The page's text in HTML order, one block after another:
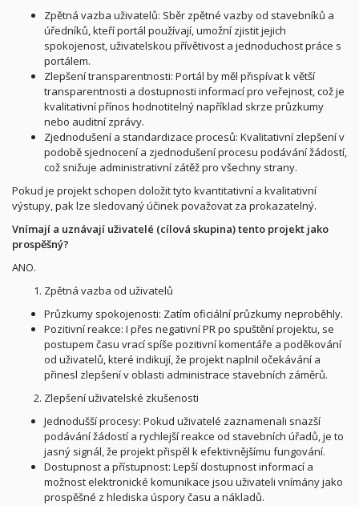
Zpětná vazba uživatelů: Sběr zpětné vazby od stavebníků a
úředníků, kteří portál používají, umožní zjistit jejich
spokojenost, uživatelskou přívětivost a jednoduchost práce s
portálem.
Zlepšení transparentnosti: Portál by měl přispívat k větší
transparentnosti a dostupnosti informací pro veřejnost, což je
kvalitativní přínos hodnotitelný například skrze průzkumy
nebo auditní zprávy.
Zjednodušení a standardizace procesů: Kvalitativní zlepšení v
podobě sjednocení a zjednodušení procesu podávání žádostí,
což snižuje administrativní zátěž pro všechny strany.
Pokud je projekt schopen doložit tyto kvantitativní a kvalitativní
výstupy, pak lze sledovaný účinek považovat za prokazatelný.
Vnímají a uznávají uživatelé (cílová skupina) tento projekt jako
prospěšný?
ANO.
Zpětná vazba od uživatelů
Průzkumy spokojenosti: Zatím oficiální průzkumy neproběhly.
Pozitivní reakce: I přes negativní PR po spuštění projektu, se
postupem času vrací spíše pozitivní komentáře a poděkování
od uživatelů, které indikují, že projekt naplnil očekávání a
přinesl zlepšení v oblasti administrace stavebních záměrů.
Zlepšení uživatelské zkušenosti
Jednodušší procesy: Pokud uživatelé zaznamenali snazší
podávání žádostí a rychlejší reakce od stavebních úřadů, je to
jasný signál, že projekt přispěl k efektivnějšímu fungování.
Dostupnost a přístupnost: Lepší dostupnost informací a
možnost elektronické komunikace jsou uživateli vnímány jako
prospěšné z hlediska úspory času a nákladů.